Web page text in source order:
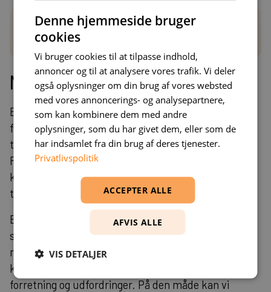
Dokumenter læringer og best practices for fremtidige
projekter
Måling af effekt
Effektmåling skal omfatte både tekniske og
forretningsmetrics. Teknisk kan du måle response
times, fejlrater og systembelastning.
Forretningsmæssigt fokuser på metrics som
kundetilfredshed, processingstid eller cost per
transaction.
Etabler baseline-målinger før implementering og
sammenlign med resultater efter go-live. Hos os
møder I et team af skarpe og engagerede
konsulenter, der sætter sig grundigt ind i jeres
forretning og udfordringer. På den måde kan vi
Denne hjemmeside bruger
cookies
Vi bruger cookies til at tilpasse indhold,
annoncer og til at analysere vores trafik. Vi deler
også oplysninger om din brug af vores websted
med vores annoncerings- og analysepartnere,
som kan kombinere dem med andre
oplysninger, som du har givet dem, eller som de
har indsamlet fra din brug af deres tjenester.
Privatlivspolitik
ACCEPTER ALLE
AFVIS ALLE
VIS DETALJER